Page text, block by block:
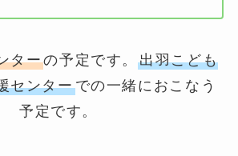
ターの予定です。出羽こども
センターでの一緒におこなう
予定です。